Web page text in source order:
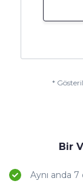
*
Bir
Aynı anda